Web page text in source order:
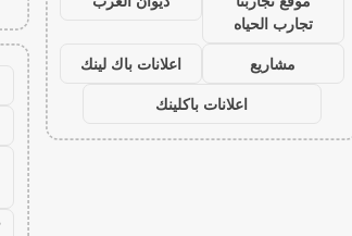
تجارب الحياه
مشاريع
اعلانات باك لينك
اعلانات باكلينك